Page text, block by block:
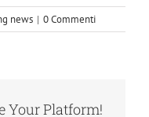
news | 0 Commenti
Your Platform!